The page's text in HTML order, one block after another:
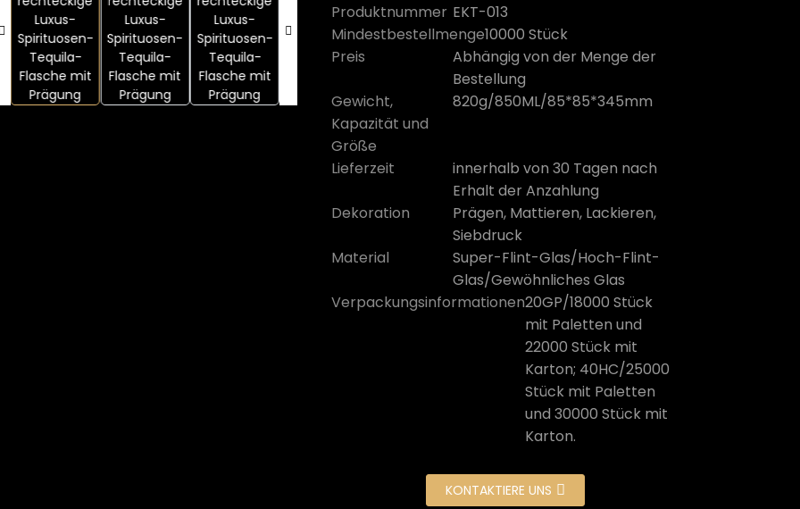
Produktnummer EKT-013
Mindestbestellmenge10000 Stück
Preis
Abhängig von der Menge der
Bestellung
Gewicht,
Kapazität und
Größe
820g/850ML/85*85*345mm
Lieferzeit
innerhalb von 30 Tagen nach
Erhalt der Anzahlung
Dekoration
Prägen, Mattieren, Lackieren,
Siebdruck
Material
Super-Flint-Glas/Hoch-Flint-
Glas/Gewöhnliches Glas
Verpackungsinformationen20GP/18000 Stück
mit Paletten und
22000 Stück mit
Karton; 40HC/25000
Stück mit Paletten
und 30000 Stück mit
Karton.
KONTAKTIERE UNS